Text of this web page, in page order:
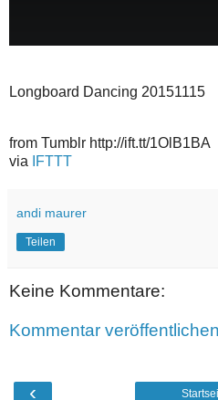
Longboard Dancing 20151115
from Tumblr http://ift.tt/1OlB1BA
via
IFTTT
andi maurer
Teilen
Keine Kommentare:
Kommentar veröffentlichen
‹